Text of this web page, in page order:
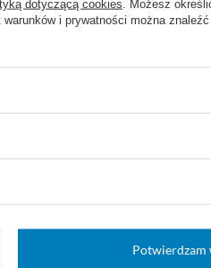
REF
dotyczącą cookies . Możesz
i prywatności można
Potwierdzam